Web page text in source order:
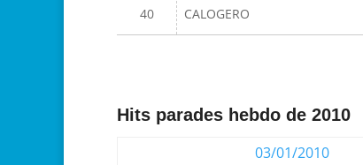
40 CALOGERO
Hits parades hebdo de 2010
03/01/2010